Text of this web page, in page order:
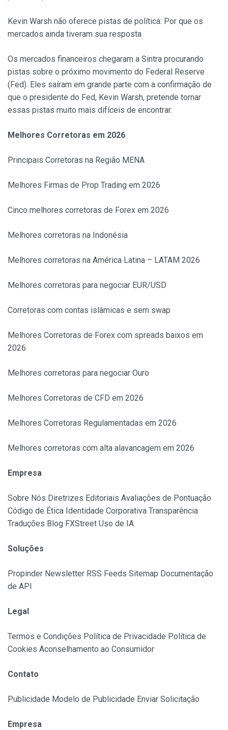
Kevin Warsh não oferece pistas de política: Por que os
mercados ainda tiveram sua resposta
Os mercados financeiros chegaram a Sintra procurando
pistas sobre o próximo movimento do Federal Reserve
(Fed). Eles saíram em grande parte com a confirmação de
que o presidente do Fed, Kevin Warsh, pretende tornar
essas pistas muito mais difíceis de encontrar.
Melhores Corretoras em 2026
Principais Corretoras na Região MENA
Melhores Firmas de Prop Trading em 2026
Cinco melhores corretoras de Forex em 2026
Melhores corretoras na Indonésia
Melhores corretoras na América Latina – LATAM 2026
Melhores corretoras para negociar EUR/USD
Corretoras com contas islâmicas e sem swap
Melhores Corretoras de Forex com spreads baixos em
2026
Melhores corretoras para negociar Ouro
Melhores Corretoras de CFD em 2026
Melhores Corretoras Regulamentadas em 2026
Melhores corretoras com alta alavancagem em 2026
Empresa
Sobre Nós Diretrizes Editoriais Avaliações de Pontuação
Código de Ética Identidade Corporativa Transparência
Traduções Blog FXStreet Uso de IA
Soluções
Propinder Newsletter RSS Feeds Sitemap Documentação
de API
Legal
Termos e Condições Política de Privacidade Política de
Cookies Aconselhamento ao Consumidor
Contato
Publicidade Modelo de Publicidade Enviar Solicitação
Empresa